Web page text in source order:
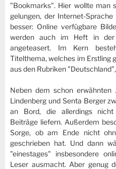
"Bookmarks". Hier wollte man
gelungen, der Internet-
besser: Online verfügbare
werden auch im Heft in der
angeteasert. Im Kern
Titelthema, welches im Erstling
aus den Rubriken
Neben dem schon erwähnten
Lindenberg und Senta Berger
an Bord, die allerdings
Beiträge liefern. Außerdem
Sorge, ob am Ende nicht
geschrieben hat. Und dann
"einestages" insbesondere
Leser ausmacht. Aber genug